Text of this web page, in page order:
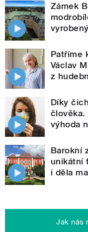
Zámek
Patříme
Václav
z
Díky
člověka.
výhoda
Barokní
unikátní
i děla
Jak nás